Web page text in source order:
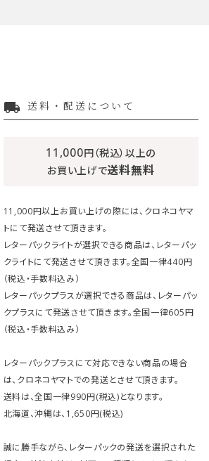
local_shipping 送料・配送について
11,000円（税込）以上の
お買い上げで送料無料
11,000円以上お買い上げの際には、クロネコヤマ
トにて発送させて頂きます。
レターパックライトが選択できる商品は、レターパッ
クライトにて発送させて頂きます。全国一律440円
（税込・手数料込み）
レターパックプラスが選択できる商品は、レターパッ
クプラスにて発送させて頂きます。全国一律605円
（税込・手数料込み）
レターパックプラスにて対応できない商品の場合
は、クロネコヤマトでの発送とさせて頂きます。
送料は、全国一律990円(税込)となります。
北海道、沖縄は、1,650円(税込)
誠に勝手ながら、レターパックの発送を選択された